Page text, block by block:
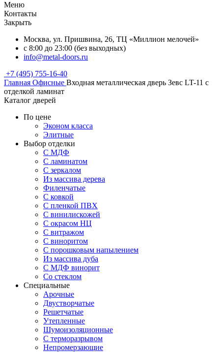
Меню
Контакты
Закрыть
Москва, ул. Пришвина, 26, ТЦ «Миллион мелочей»
с 8:00 до 23:00 (без выходных)
info@metal-doors.ru
+7 (495) 755-16-40
Главная Офисные Входная металлическая дверь Зевс LT-11 с
отделкой ламинат
Каталог дверей
По цене
Эконом класса
Элитные
Выбор отделки
С МДФ
С ламинатом
С зеркалом
Из массива дерева
Филенчатые
С ковкой
С пленкой ПВХ
С винилискожей
С окрасом НЦ
С витражом
С виноритом
С порошковым напылением
Из массива дуба
С МДФ винорит
Со стеклом
Специальные
Арочные
Двустворчатые
Решетчатые
Утепленные
Шумоизоляционные
С терморазрывом
Непромерзающие